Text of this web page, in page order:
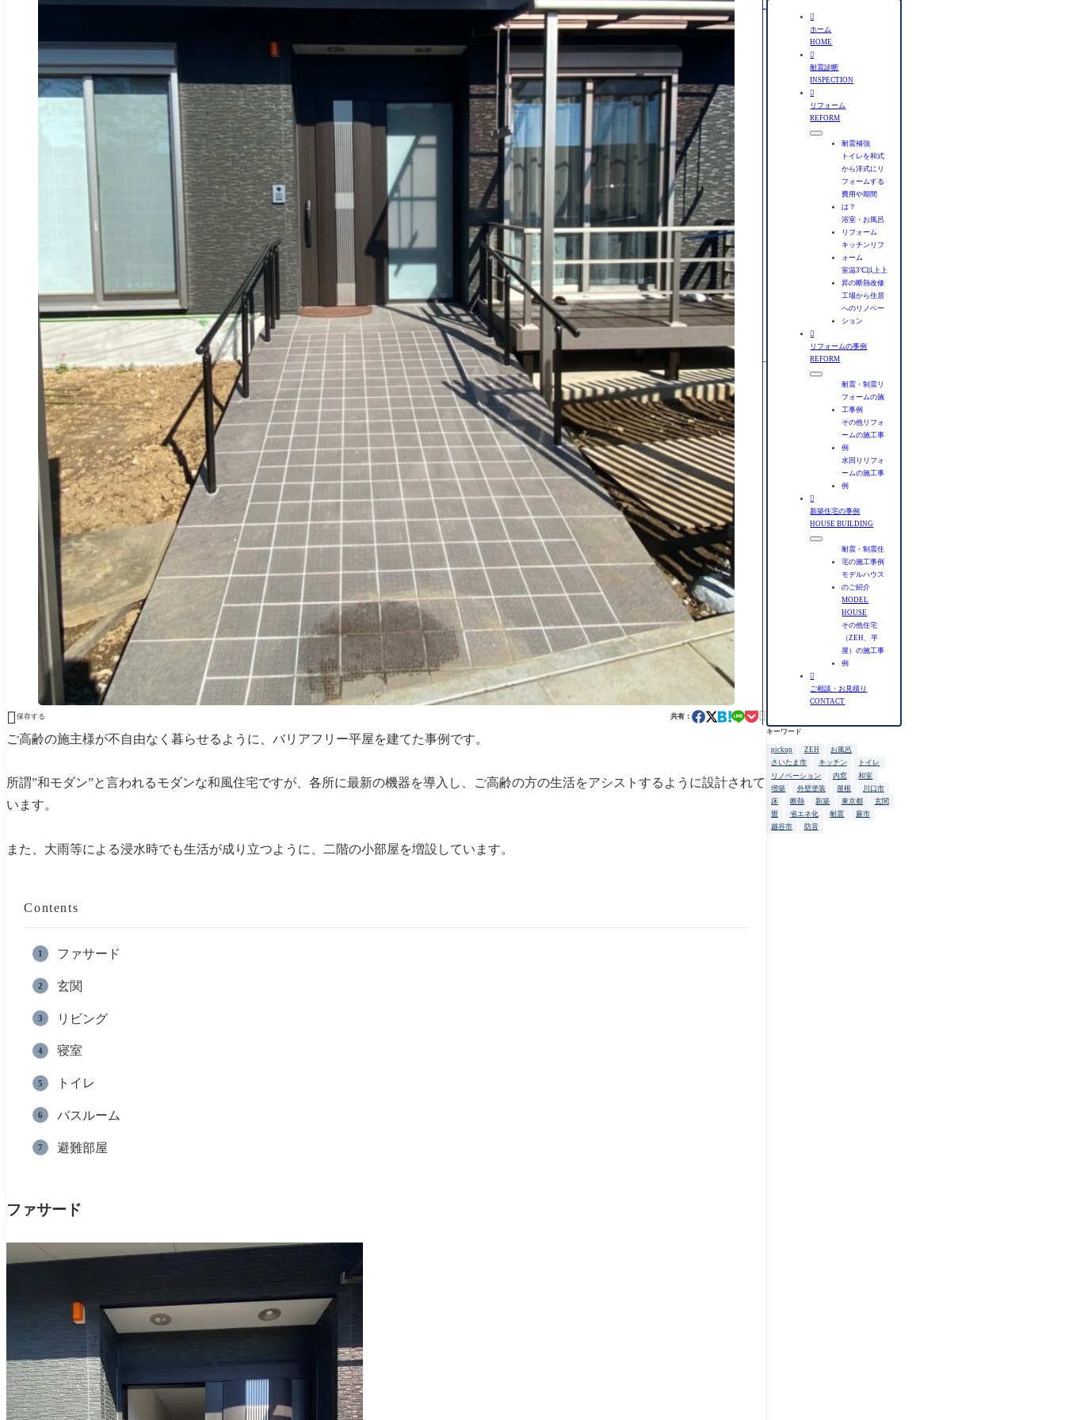
 保存する 共有： 
ご高齢の施主様が不自由なく暮らせるように、バリアフリー平屋を建てた事例です。
所謂”和モダン”と言われるモダンな和風住宅ですが、各所に最新の機器を導入し、ご高齢の方の生活をアシストするように設計されて
います。
また、大雨等による浸水時でも生活が成り立つように、二階の小部屋を増設しています。
Contents
ファサード
玄関
リビング
寝室
トイレ
バスルーム
避難部屋
ファサード
検

ホーム
HOME

耐震診断
INSPECTION

リフォーム
REFORM
耐震補強
トイレを和式
から洋式にリ
フォームする
費用や期間
は？
浴室・お風呂
リフォーム
キッチンリフ
ォーム
室温3℃以上上
昇の断熱改修
工場から住居
へのリノベー
ション

リフォームの事例
REFORM
耐震・制震リ
フォームの施
工事例
その他リフォ
ームの施工事
例
水回りリフォ
ームの施工事
例

新築住宅の事例
HOUSE BUILDING
耐震・制震住
宅の施工事例
モデルハウス
のご紹介
MODEL
HOUSE
その他住宅
（ZEH、平
屋）の施工事
例

ご相談・お見積り
CONTACT
キーワード
pickup ZEH
お風呂
さいたま市
キッチン
トイレ
リノベーション
内窓
和室
増築
外壁塗装 屋根
川口市
床
断熱 新築 東京都
玄関
畳
省エネ化 耐震
蕨市
越谷市
防音